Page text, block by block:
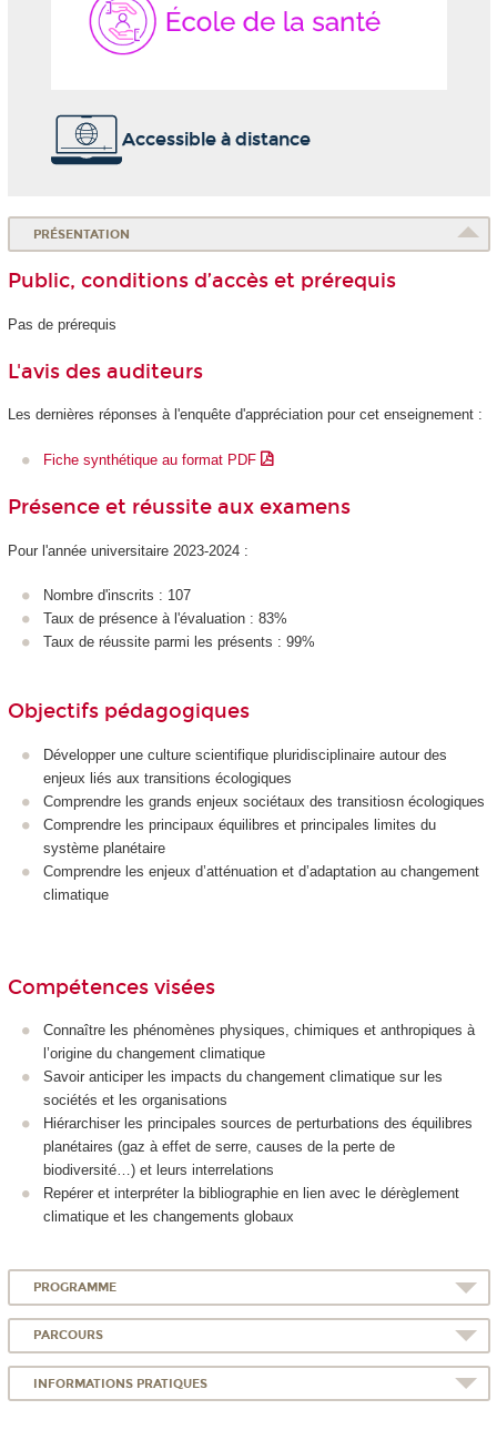
transitions
écologiques
Accessible à distance
PRÉSENTATION
Public, conditions d’accès et prérequis
Pas de prérequis
L'avis des auditeurs
Les dernières réponses à l'enquête d'appréciation pour cet enseignement :
Fiche synthétique au format PDF
Présence et réussite aux examens
Pour l'année universitaire 2023-2024 :
Nombre d'inscrits : 107
Taux de présence à l'évaluation : 83%
Taux de réussite parmi les présents : 99%
Objectifs pédagogiques
Développer une culture scientifique pluridisciplinaire autour des
enjeux liés aux transitions écologiques
Comprendre les grands enjeux sociétaux des transitiosn écologiques
Comprendre les principaux équilibres et principales limites du
système planétaire
Comprendre les enjeux d’atténuation et d’adaptation au changement
climatique
Compétences visées
Connaître les phénomènes physiques, chimiques et anthropiques à
l’origine du changement climatique
Savoir anticiper les impacts du changement climatique sur les
sociétés et les organisations
Hiérarchiser les principales sources de perturbations des équilibres
planétaires (gaz à effet de serre, causes de la perte de
biodiversité…) et leurs interrelations
Repérer et interpréter la bibliographie en lien avec le dérèglement
climatique et les changements globaux
PROGRAMME
PARCOURS
INFORMATIONS PRATIQUES